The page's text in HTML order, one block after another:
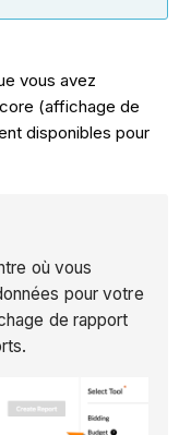
vous avez
(affichage de
disponibles pour
où vous
pour votre
de rapport